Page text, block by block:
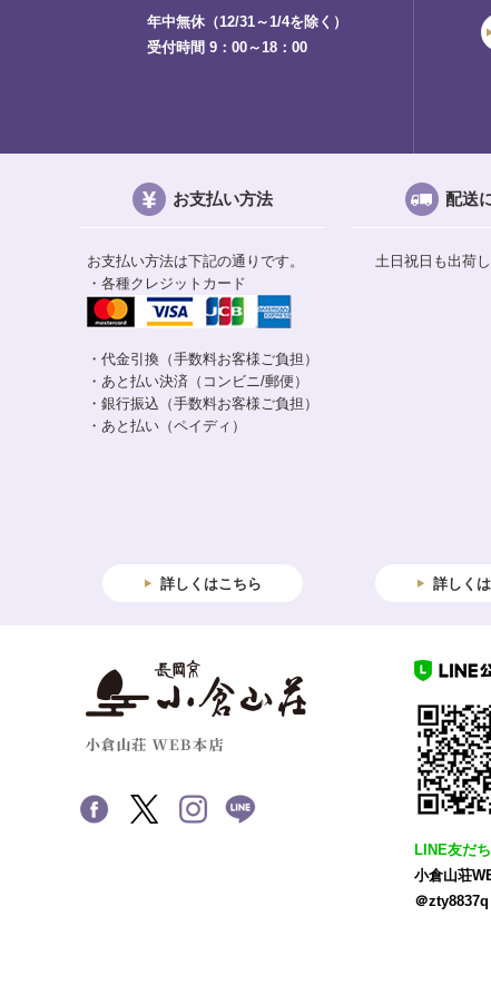
年中無休（12/31～1/4を除く）
受付時間 9：00～18：00
お支払い方法
お支払い方法は下記の通りです。
・各種クレジットカード
・代金引換（手数料お客様ご負担）
・あと払い決済（コンビニ/郵便）
・銀行振込（手数料お客様ご負担）
・あと払い（ペイディ）
詳しくはこちら
配送
土日祝日も出荷し
詳しく
LINE友だ
小倉山荘
＠zty8837q